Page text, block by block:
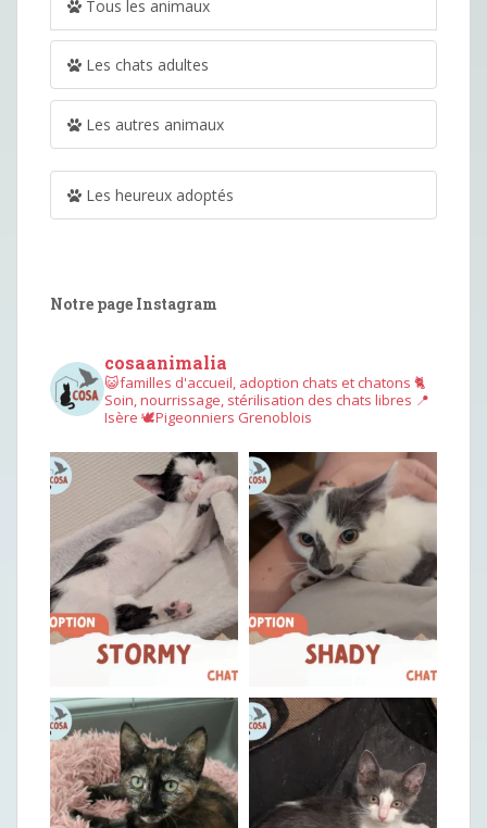
Tous les animaux
Les chats adultes
Les autres animaux
Les heureux adoptés
Notre page Instagram
cosaanimalia
😺familles d'accueil, adoption chats et chatons 🐈
Soin, nourrissage, stérilisation des chats libres 📍
Isère 🕊︎Pigeonniers Grenoblois